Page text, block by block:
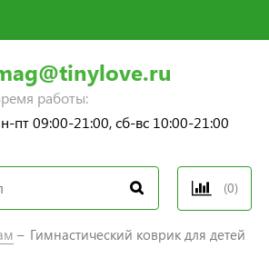
работы:
пт 09:00-21:00, сб-вс 10:00-21:00
(0)
Гимнастический коврик для детей